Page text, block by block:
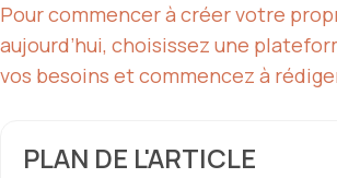
Pour commencer à créer votre
aujourd’hui, choisissez une
vos besoins et commencez à
PLAN DE L'ARTICLE